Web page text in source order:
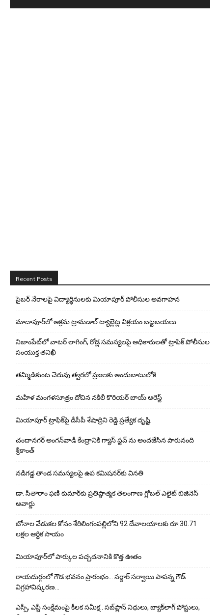
Recent Posts
సైబర్ నేరాలపై విద్యార్థినులకు మియాపూర్ పోలీసుల అవగాహన
మాదాపూర్‌లో అక్రమ ట్రామడాల్ ట్యాబ్లెట్ల విక్రయం బట్టబయలు
నిజాంపేట్‌లో వాటర్ లాగింగ్, రోడ్ల సమస్యలపై అధికారులతో ట్రాఫిక్ పోలీసుల
సంయుక్త తనిఖీ
తమ్మిడికుంట చెరువు త్వరలో ప్రజలకు అందుబాటులోకి
మహిళ మంగళసూత్రం దోచిన నకిలీ కొరియర్ బాయ్ అరెస్ట్
మియాపూర్ ట్రాఫిక్‌పై డీసీపీ శేషాద్రిని రెడ్డి ప్రత్యేక దృష్టి
చందానగర్ అంగన్‌వాడీ కేంద్రానికి గ్యాస్ స్టవ్ ను అందజేసిన పారునంది
శ్రీకాంత్
నడిగడ్డ తాండ సమస్యలపై ఉప కమిషనర్‌కు వినతి
డా. సీతారాం ఫణి కుమార్‌కు ప్రతిష్ఠాత్మక తెలంగాణ గ్లోబల్ ఎలైట్ బిజినెస్
అవార్డు
బోనాల వేడుకల కోసం శేరిలింగంపల్లిలోని 92 దేవాలయాలకు రూ.30.71
లక్షల ఆర్థిక సాయం
మియాపూర్‌లో పార్కుల పచ్చదనానికి కొత్త ఊతం
రాయదుర్గంలో గౌడ భవనం ప్రారంభం… సర్దార్ సర్వాయి పాపన్న గౌడ్
విగ్రహావిష్కరణ…
ఎస్సీ, ఎస్టీ సంక్షేమంపై కీలక సమీక్ష.. సబ్‌ప్లాన్ నిధులు, బ్యాక్‌లాగ్ పోస్టులు,